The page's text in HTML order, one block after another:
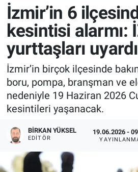
İzmir’in 6
kesintisi alarmı:
yurttaşları
İzmir’in birçok ilçesinde
boru, pompa, branşman ve
nedeniyle 19 Haziran 2026
kesintileri yaşanacak.
BIRKAN YÜKSEL
EDITÖR
19.06.2026 -